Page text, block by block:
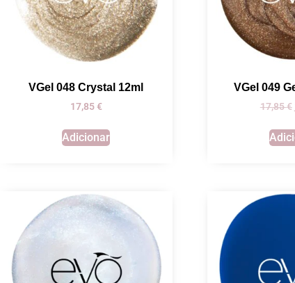
VGel 048 Crystal 12ml
17,85€
Adicionar
VGel 049
17,85€